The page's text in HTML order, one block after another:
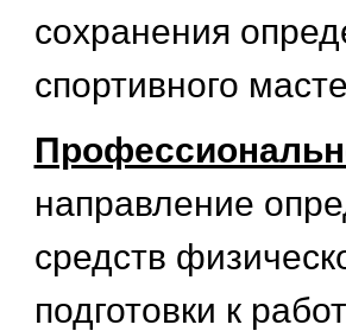
сохранения
спортивного
направление
средств
подготовки к